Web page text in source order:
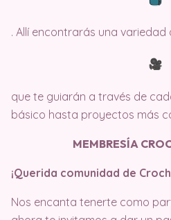
. Allí encontrarás una
que te guiarán a través de
básico hasta proyectos más
MEMBRESÍA
¡Querida comunidad de
Nos encanta tenerte como